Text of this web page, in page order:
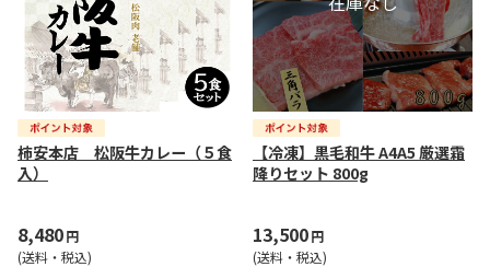
柿安本店 松阪牛カレー（５食
入）
8,480円
(送料・税込)
【冷凍】黒毛和牛 A4A5 厳選霜
降りセット 800g
13,500円
(送料・税込)